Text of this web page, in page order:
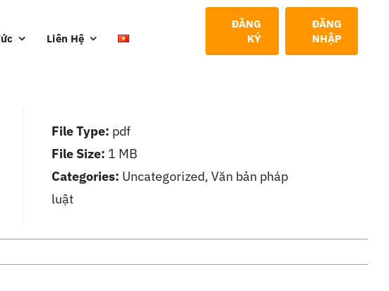
Liên Hệ
ĐĂNG
KÝ
ĐĂNG
NHẬP
File Type: pdf
File Size: 1 MB
Categories: Uncategorized, Văn bản pháp
luật